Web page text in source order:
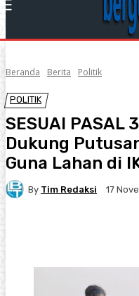
Beranda Berita Politik
POLITIK
SESUAI PASAL
Dukung
Guna Lahan di
By Tim Redaksi 17